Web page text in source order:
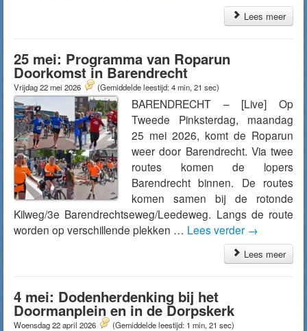
Lees meer
25 mei: Programma van Roparun
Doorkomst in Barendrecht
Vrijdag 22 mei 2026 (Gemiddelde leestijd: 4 min, 21 sec)
BARENDRECHT – [Live] Op
Tweede Pinksterdag, maandag
25 mei 2026, komt de Roparun
weer door Barendrecht. Via twee
routes komen de lopers
Barendrecht binnen. De routes
komen samen bij de rotonde
Kilweg/3e Barendrechtseweg/Leedeweg. Langs de route
worden op verschillende plekken … Lees verder →
Lees meer
4 mei: Dodenherdenking bij het
Doormanplein en in de Dorpskerk
Woensdag 22 april 2026 (Gemiddelde leestijd: 1 min, 21 sec)